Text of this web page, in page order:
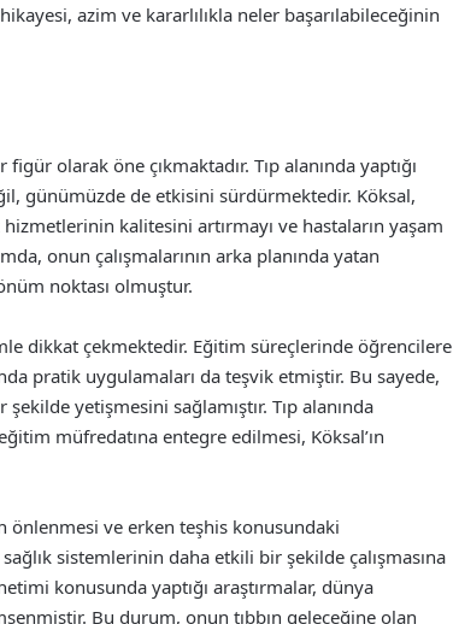
azim ve kararlılıkla neler başarılabileceğinin
olarak öne çıkmaktadır. Tıp alanında yaptığı
günümüzde de etkisini sürdürmektedir. Köksal,
hizmetlerinin kalitesini artırmayı ve hastaların yaşam
onun çalışmalarının arka planında yatan
noktası olmuştur.
dikkat çekmektedir. Eğitim süreçlerinde öğrencilere
pratik uygulamaları da teşvik etmiştir. Bu sayede,
yetişmesini sağlamıştır. Tıp alanında
müfredatına entegre edilmesi, Köksal’ın
önlenmesi ve erken teşhis konusundaki
sistemlerinin daha etkili bir şekilde çalışmasına
konusunda yaptığı araştırmalar, dünya
Bu durum, onun tıbbın geleceğine olan